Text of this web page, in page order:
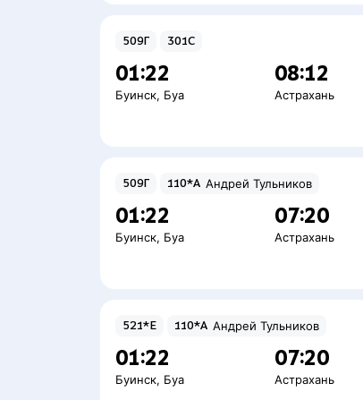
509Г 301С
01:22
Буинск, Буа
08:12
Астрахань
509Г 110*А Андрей Тульников
01:22
Буинск, Буа
07:20
Астрахань
521*Е 110*А Андрей Тульников
01:22
Буинск, Буа
07:20
Астрахань